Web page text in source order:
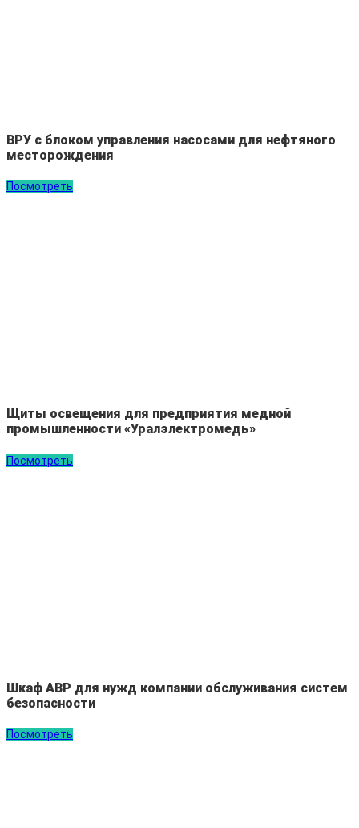
ВРУ с блоком управления насосами для нефтяного
месторождения
Посмотреть
Щиты освещения для предприятия медной
промышленности «Уралэлектромедь»
Посмотреть
Шкаф АВР для нужд компании обслуживания систем
безопасности
Посмотреть